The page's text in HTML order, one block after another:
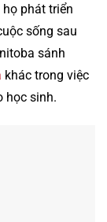
phát triển
sống sau
sánh
khác trong việc
học sinh.